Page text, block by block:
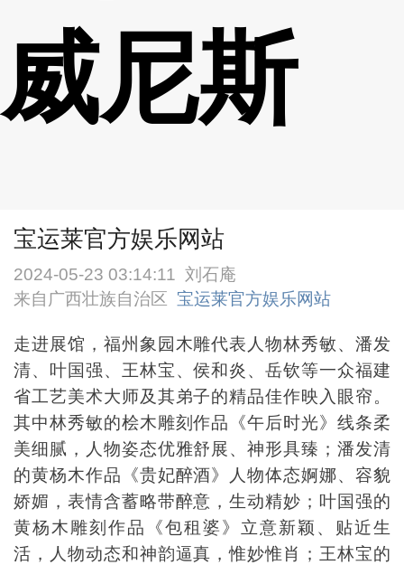
威尼斯
宝运莱官方娱乐网站
2024-05-23 03:14:11 刘石庵
来自广西壮族自治区
宝运莱官方娱乐网站
走进展馆，福州象园木雕代表人物林秀敏、潘发
清、叶国强、王林宝、侯和炎、岳钦等一众福建
省工艺美术大师及其弟子的精品佳作映入眼帘。
其中林秀敏的桧木雕刻作品《午后时光》线条柔
美细腻，人物姿态优雅舒展、神形具臻；潘发清
的黄杨木作品《贵妃醉酒》人物体态婀娜、容貌
娇媚，表情含蓄略带醉意，生动精妙；叶国强的
黄杨木雕刻作品《包租婆》立意新颖、贴近生
活，人物动态和神韵逼真，惟妙惟肖；王林宝的